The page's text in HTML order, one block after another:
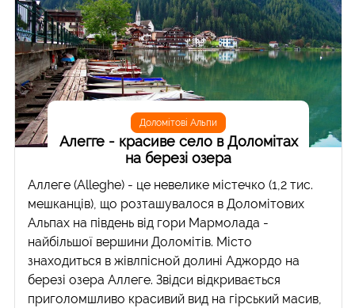
Доломітові Альпи
Алегге - красиве село в Доломітах
на березі озера
Аллеге (Alleghe) - це невелике містечко (1,2 тис.
мешканців), що розташувалося в Доломітових
Альпах на південь від гори Мармолада -
найбільшої вершини Доломітів. Місто
знаходиться в жівлпісной долині Аджордо на
березі озера Аллеге. Звідси відкривається
приголомшливо красивий вид на гірський масив,